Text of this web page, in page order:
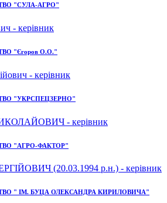
"СУЛА-АГРО"
- керівник
"Єгоров О.О."
- керівник
"УКРСПЕЦЗЕРНО"
- керівник
"АГРО-ФАКТОР"
(20.03.1994 р.н.) - керівник
" ІМ. БУЦА ОЛЕКСАНДРА КИРИЛОВИЧА"